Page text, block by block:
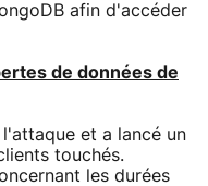
afin d'accéder
de données de
et a lancé un
touchés.
les durées